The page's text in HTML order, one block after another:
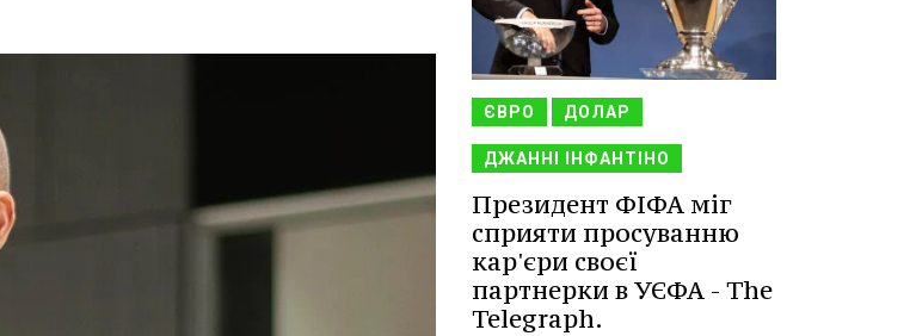
ЄВРО ДОЛАР
ДЖАННІ ІНФАНТІНО
Президент ФІФА міг
сприяти просуванню
кар'єри своєї
партнерки в УЄФА - The
Telegraph.